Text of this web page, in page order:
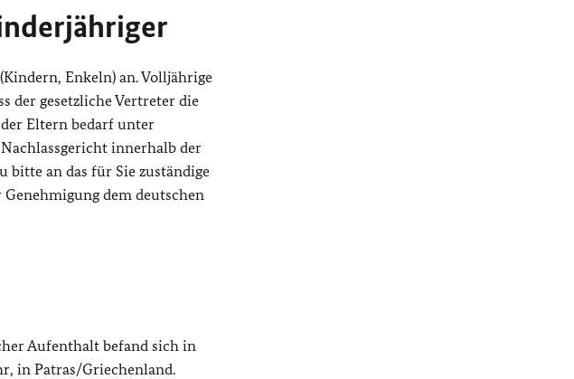
Enkeln) an. Volljährige
der gesetzliche Vertreter die
Eltern bedarf unter
innerhalb der
bitte an das für Sie zuständige
dem deutschen
Aufenthalt befand sich in
in Patras/Griechenland.